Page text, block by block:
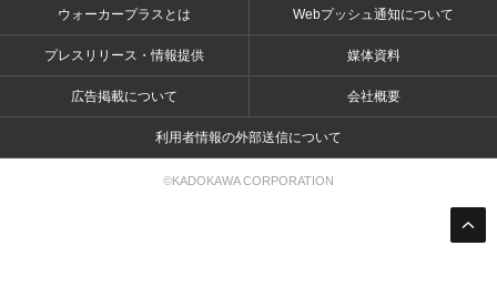
ウォーカープラスとは Webプッシュ通知について
プレスリリース・情報提供 媒体資料
広告掲載について 会社概要
利用者情報の外部送信について
©KADOKAWA CORPORATION